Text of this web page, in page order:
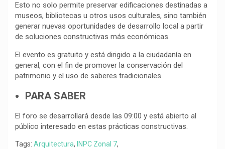
Esto no solo permite preservar edificaciones destinadas a
museos, bibliotecas u otros usos culturales, sino también
generar nuevas oportunidades de desarrollo local a partir
de soluciones constructivas más económicas.
El evento es gratuito y está dirigido a la ciudadanía en
general, con el fin de promover la conservación del
patrimonio y el uso de saberes tradicionales.
PARA SABER
El foro se desarrollará desde las 09:00 y está abierto al
público interesado en estas prácticas constructivas.
Tags: Arquitectura, INPC Zonal 7,